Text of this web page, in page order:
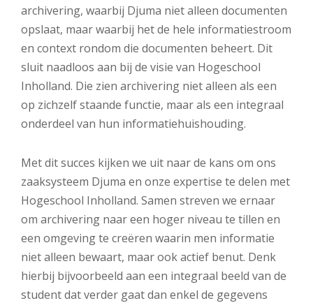
archivering, waarbij Djuma niet alleen documenten
opslaat, maar waarbij het de hele informatiestroom
en context rondom die documenten beheert. Dit
sluit naadloos aan bij de visie van Hogeschool
Inholland. Die zien archivering niet alleen als een
op zichzelf staande functie, maar als een integraal
onderdeel van hun informatiehuishouding.
Met dit succes kijken we uit naar de kans om ons
zaaksysteem Djuma en onze expertise te delen met
Hogeschool Inholland. Samen streven we ernaar
om archivering naar een hoger niveau te tillen en
een omgeving te creëren waarin men informatie
niet alleen bewaart, maar ook actief benut. Denk
hierbij bijvoorbeeld aan een integraal beeld van de
student dat verder gaat dan enkel de gegevens